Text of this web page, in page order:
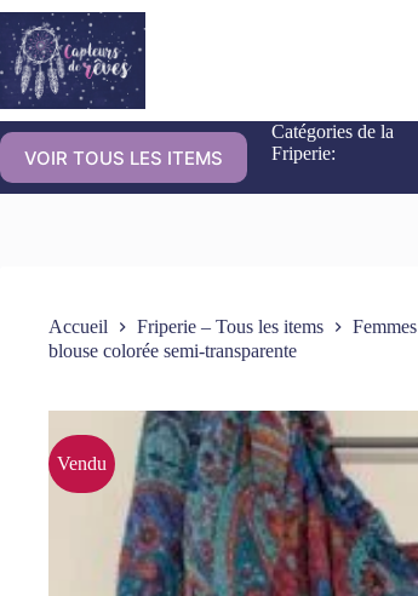
VOIR TOUS LES ITEMS
Catégories de la
Friperie:
Accueil Friperie – Tous les items Femmes
blouse colorée semi-transparente
Vendu